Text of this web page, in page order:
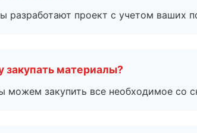
разработают проект с учетом ваших
материалы?
можем закупить все необходимое со